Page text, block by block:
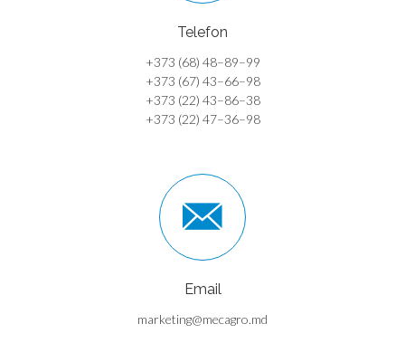
Telefon
+373 (68) 48–89–99
+373 (67) 43–66–98
+373 (22) 43–86–38
+373 (22) 47–36–98
Email
marketing@mecagro.md